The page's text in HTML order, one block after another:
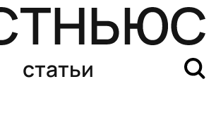
статьи
года, итоги года в интернете,